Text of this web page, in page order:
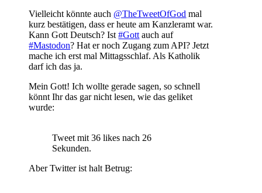
Vielleicht könnte auch @TheTweetOfGod mal
kurz bestätigen, dass er heute am Kanzleramt war.
Kann Gott Deutsch? Ist#Gott auch auf
#Mastodon? Hat er noch Zugang zum API? Jetzt
mache ich erst mal Mittagsschlaf. Als Katholik
darf ich das ja.
Mein Gott! Ich wollte gerade sagen, so schnell
könnt Ihr das gar nicht lesen, wie das geliket
wurde:
Tweet mit 36 likes nach 26
Sekunden.
Aber Twitter ist halt Betrug: